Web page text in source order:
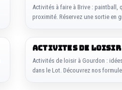
Activités à faire à Brive :
proximité. Réservez une sortie en
ACTIVITES DE LOISIR
Activités de loisir à Gourdon :
dans le Lot. Découvrez nos